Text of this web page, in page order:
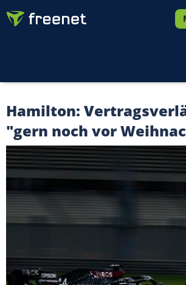
Hamilton:
"gern noch vor